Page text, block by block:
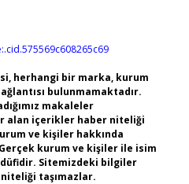
herhangi bir marka, kurum
bulunmamaktadır.
makaleler
alan içerikler haber niteliği
ve kişiler hakkında
kurum ve kişiler ile isim
Sitemizdeki bilgiler
taşımazlar.